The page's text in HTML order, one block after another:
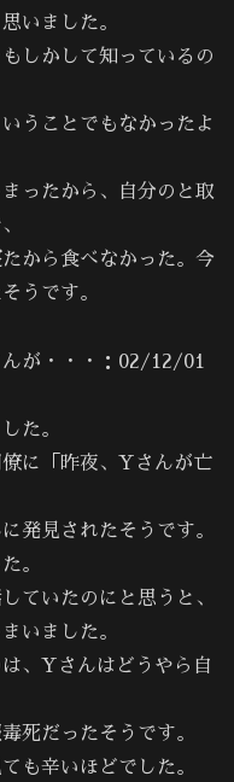
いました。
しかして知っているの
うことでもなかったよ
ったから、自分のと取
から食べなかった。今
うです。
が・・・：02/12/01
た。
に「昨夜、Yさんが亡
発見されたそうです。
。
ていたのにと思うと、
いました。
、Yさんはどうやら自
死だったそうです。
も辛いほどでした。